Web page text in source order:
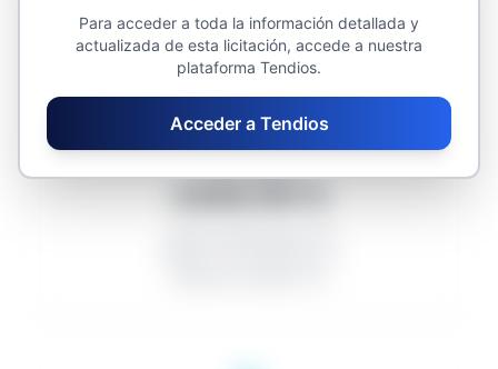
Promedios
Para acceder a toda la información detallada y
actualizada de esta licitación, accede a nuestra
plataforma Tendios.
Acceder a Tendios